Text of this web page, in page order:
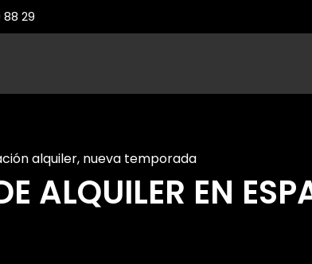
29
alquiler, nueva temporada
ALQUILER EN